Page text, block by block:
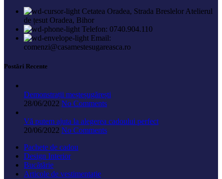
Cetatea Oradea, Strada Breslelor Atelierul
de țesut Oradea, Bihor
Telefon: 0740.904.110
Email:
comenzi@casamestesugareasca.ro
Postări Recente
Demonstrații meșteșugărești
28/06/2022 No Comments
Vă putem ajuta la alegerea cadoului perfect
20/06/2022 No Comments
Pachete de cadou
Design Interior
Bucătărie
Articole de vestimentație